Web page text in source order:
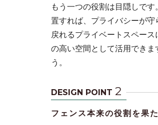
もう一つの役割は目隠しで
置すれば、プライバシーが
戻れるプライベートスペー
の高い空間として活用でき
う。
DESIGN POINT 2
フェンス本来の役割を果